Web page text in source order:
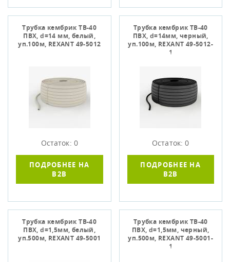
Трубка кембрик ТВ-40
ПВХ, d=14 мм, белый,
уп.100м, REXANT 49-5012
Остаток: 0
ПОДРОБНЕЕ НА
B2B
Трубка кембрик ТВ-40
ПВХ, d=14мм, черный,
уп.100м, REXANT 49-5012-
1
Остаток: 0
ПОДРОБНЕЕ НА
B2B
Трубка кембрик ТВ-40
ПВХ, d=1,5мм, белый,
уп.500м, REXANT 49-5001
Трубка кембрик ТВ-40
ПВХ, d=1,5мм, черный,
уп.500м, REXANT 49-5001-
1